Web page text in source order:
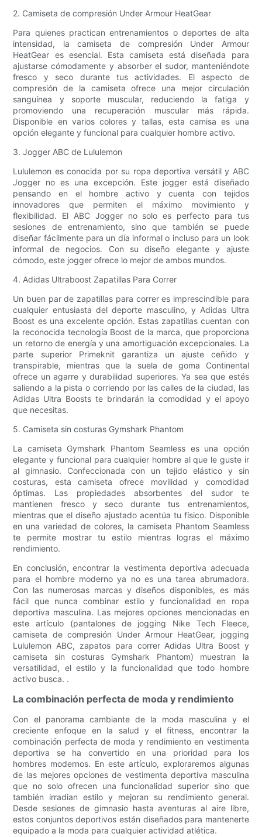
2. Camiseta de compresión Under Armour HeatGear
Para quienes practican entrenamientos o deportes de alta
intensidad, la camiseta de compresión Under Armour
HeatGear es esencial. Esta camiseta está diseñada para
ajustarse cómodamente y absorber el sudor, manteniéndote
fresco y seco durante tus actividades. El aspecto de
compresión de la camiseta ofrece una mejor circulación
sanguínea y soporte muscular, reduciendo la fatiga y
promoviendo una recuperación muscular más rápida.
Disponible en varios colores y tallas, esta camisa es una
opción elegante y funcional para cualquier hombre activo.
3. Jogger ABC de Lululemon
Lululemon es conocida por su ropa deportiva versátil y ABC
Jogger no es una excepción. Este jogger está diseñado
pensando en el hombre activo y cuenta con tejidos
innovadores que permiten el máximo movimiento y
flexibilidad. El ABC Jogger no solo es perfecto para tus
sesiones de entrenamiento, sino que también se puede
diseñar fácilmente para un día informal o incluso para un look
informal de negocios. Con su diseño elegante y ajuste
cómodo, este jogger ofrece lo mejor de ambos mundos.
4. Adidas Ultraboost Zapatillas Para Correr
Un buen par de zapatillas para correr es imprescindible para
cualquier entusiasta del deporte masculino, y Adidas Ultra
Boost es una excelente opción. Estas zapatillas cuentan con
la reconocida tecnología Boost de la marca, que proporciona
un retorno de energía y una amortiguación excepcionales. La
parte superior Primeknit garantiza un ajuste ceñido y
transpirable, mientras que la suela de goma Continental
ofrece un agarre y durabilidad superiores. Ya sea que estés
saliendo a la pista o corriendo por las calles de la ciudad, las
Adidas Ultra Boosts te brindarán la comodidad y el apoyo
que necesitas.
5. Camiseta sin costuras Gymshark Phantom
La camiseta Gymshark Phantom Seamless es una opción
elegante y funcional para cualquier hombre al que le guste ir
al gimnasio. Confeccionada con un tejido elástico y sin
costuras, esta camiseta ofrece movilidad y comodidad
óptimas. Las propiedades absorbentes del sudor te
mantienen fresco y seco durante tus entrenamientos,
mientras que el diseño ajustado acentúa tu físico. Disponible
en una variedad de colores, la camiseta Phantom Seamless
te permite mostrar tu estilo mientras logras el máximo
rendimiento.
En conclusión, encontrar la vestimenta deportiva adecuada
para el hombre moderno ya no es una tarea abrumadora.
Con las numerosas marcas y diseños disponibles, es más
fácil que nunca combinar estilo y funcionalidad en ropa
deportiva masculina. Las mejores opciones mencionadas en
este artículo (pantalones de jogging Nike Tech Fleece,
camiseta de compresión Under Armour HeatGear, jogging
Lululemon ABC, zapatos para correr Adidas Ultra Boost y
camiseta sin costuras Gymshark Phantom) muestran la
versatilidad, el estilo y la funcionalidad que todo hombre
activo busca. .
La combinación perfecta de moda y rendimiento
Con el panorama cambiante de la moda masculina y el
creciente enfoque en la salud y el fitness, encontrar la
combinación perfecta de moda y rendimiento en vestimenta
deportiva se ha convertido en una prioridad para los
hombres modernos. En este artículo, exploraremos algunas
de las mejores opciones de vestimenta deportiva masculina
que no solo ofrecen una funcionalidad superior sino que
también irradian estilo y mejoran su rendimiento general.
Desde sesiones de gimnasio hasta aventuras al aire libre,
estos conjuntos deportivos están diseñados para mantenerte
equipado a la moda para cualquier actividad atlética.